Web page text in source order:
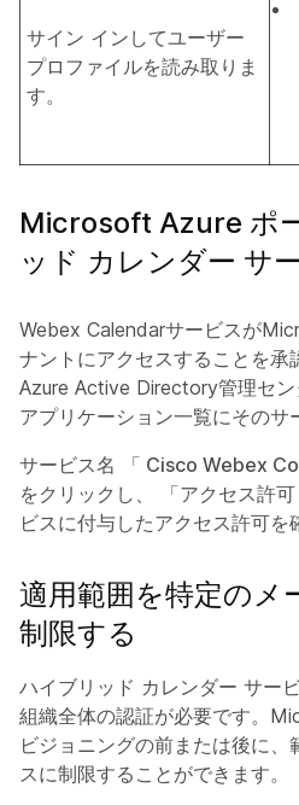
サイン インしてユーザー
プロファイルを読み取りま
す。
Microsoft Azure ポ
ッド カレンダー サ
Webex Calendarサービスが
ナントにアクセスすることを
Azure Active Directory管理セ
アプリケーション一覧にそのサ
サービス名
「 Cisco Webex
をクリックし、
「アクセス許可
ビスに付与したアクセス許可を
適用範囲を特定のメ
制限する
ハイブリッド カレンダー サー
組織全体の認証が必要です。
ビジョニングの前または後に、
スに制限することができます。